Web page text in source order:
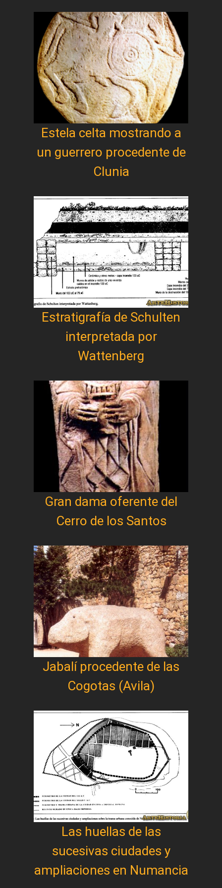
Estela celta mostrando a
un guerrero procedente de
Clunia
Estratigrafía de Schulten
interpretada por
Wattenberg
Gran dama oferente del
Cerro de los Santos
Jabalí procedente de las
Cogotas (Avila)
Las huellas de las
sucesivas ciudades y
ampliaciones en Numancia